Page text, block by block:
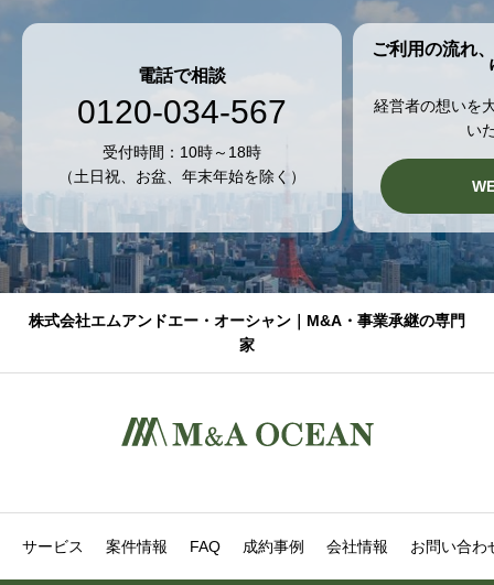
電話で相談
0120-034-567
受付時間：10時～18時
（土日祝、お盆、年末年始を除く）
ご利用の流れ
経営者の想いを
い
株式会社エムアンドエー・オーシャン｜M&A・事業承継の専門
家
サービス 案件情報 FAQ 成約事例 会社情報 お問い合わ